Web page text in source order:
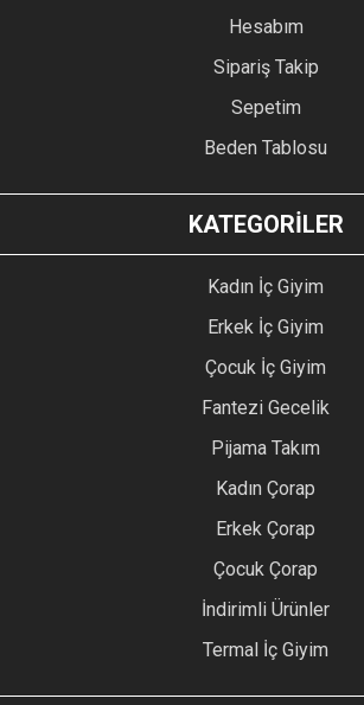
Hesabım
Sipariş Takip
Sepetim
Beden Tablosu
KATEGORİLER
Kadın İç Giyim
Erkek İç Giyim
Çocuk İç Giyim
Fantezi Gecelik
Pijama Takım
Kadın Çorap
Erkek Çorap
Çocuk Çorap
İndirimli Ürünler
Termal İç Giyim